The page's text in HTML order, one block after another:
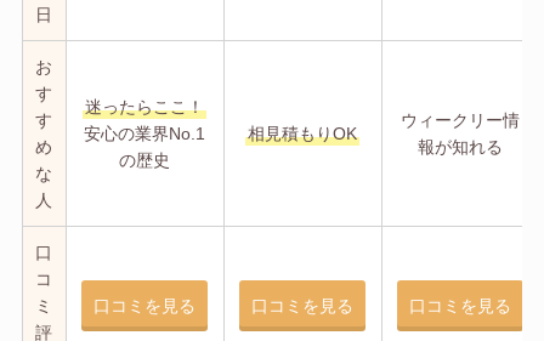
日
お
す
す
め
な
人
迷ったらここ！
安心の業界No.1
の歴史
相見積もりOK
ウィークリー情
報が知れる
口
コ
ミ
評
口コミを見る 口コミを見る 口コミを見る